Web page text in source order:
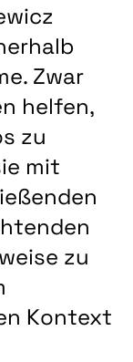
Zwar
helfen,
zu
mit
zu
Kontext